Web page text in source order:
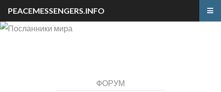
ФОРУМ
PEACEMESSENGERS.INFO